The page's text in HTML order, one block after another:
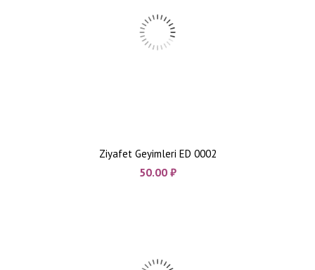
Ziyafet Geyimleri ED 0002
50.00 ₼